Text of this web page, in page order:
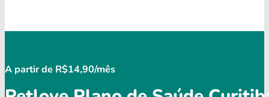
A partir de R$14,90/mês